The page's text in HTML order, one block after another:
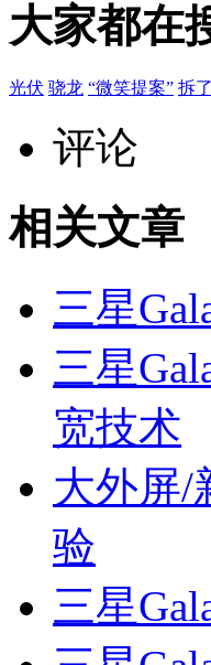
大家都在
光伏 骁龙 “微笑提案” 拆
评论
相关文章
三星
三星
宽技术
大外屏/
验
三星